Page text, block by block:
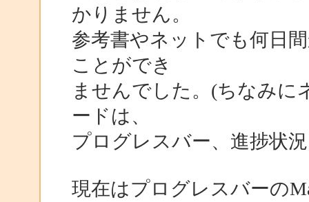
かりません。
参考書やネットでも何日
ことができ
ませんでした。(ちなみに
ードは、
プログレスバー、進捗状
現在はプログレスバーの